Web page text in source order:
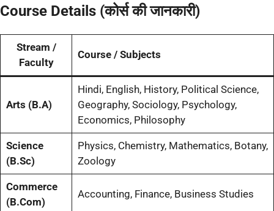
Course Details (कोर्स की जानकारी)
Stream /
Faculty
Course / Subjects
Arts (B.A)
Hindi, English, History, Political Science,
Geography, Sociology, Psychology,
Economics, Philosophy
Science
(B.Sc)
Physics, Chemistry, Mathematics, Botany,
Zoology
Commerce
(B.Com)
Accounting, Finance, Business Studies